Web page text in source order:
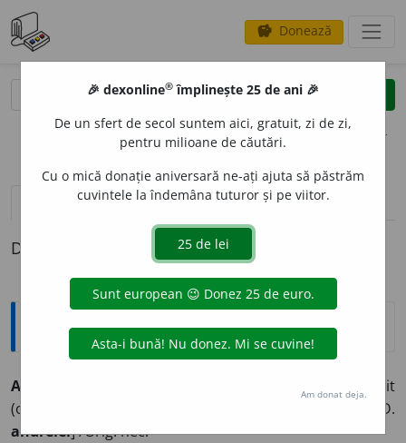
savings Donează
clear
opțiuni
definiții (1) pronunțievolume_up (50)
Definiția cu ID-ul 322970:
Explicative DEX
ANDRE
Ac lung și gros, folosit la împletit
(obiecte de lână, de bumbac etc.). [Art.
G.-D.
andrelei] /Orig. nec.
🎉 dexonline® împlinește 25 de ani 🎉
De un sfert de secol suntem aici, gratuit, zi de zi,
pentru milioane de căutări.
Cu o mică donație aniversară ne-ați ajuta să păstrăm
cuvintele la îndemâna tuturor și pe viitor.
Am donat deja.